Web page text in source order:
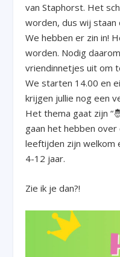
van Staphorst. Het
worden, dus wij staan
We hebben er zin in!
worden. Nodig
vriendinnetjes uit om
We starten 14.00 en
krijgen jullie nog een
Het thema gaat zijn
gaan het hebben
leeftijden zijn welkom
4-12 jaar.
Zie ik je dan?!